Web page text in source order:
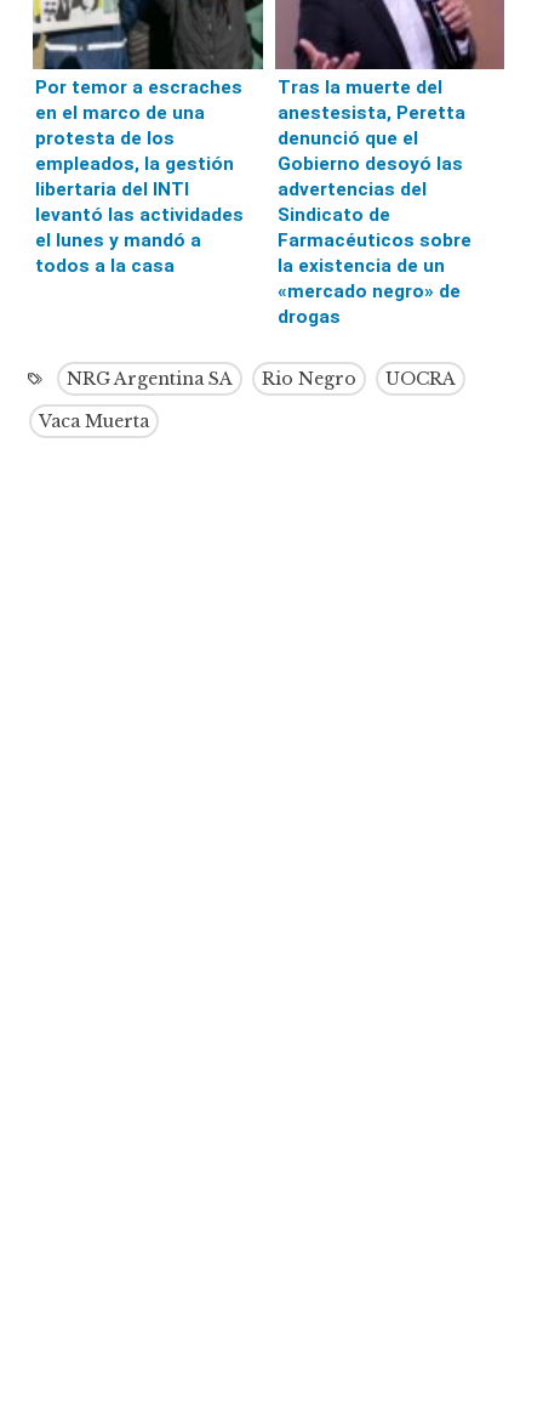
Por temor a escraches
en el marco de una
protesta de los
empleados, la gestión
libertaria del INTI
levantó las actividades
el lunes y mandó a
todos a la casa
Tras la muerte del
anestesista, Peretta
denunció que el
Gobierno desoyó las
advertencias del
Sindicato de
Farmacéuticos sobre
la existencia de un
«mercado negro» de
drogas
NRG Argentina SA Rio Negro
UOCRA
Vaca Muerta